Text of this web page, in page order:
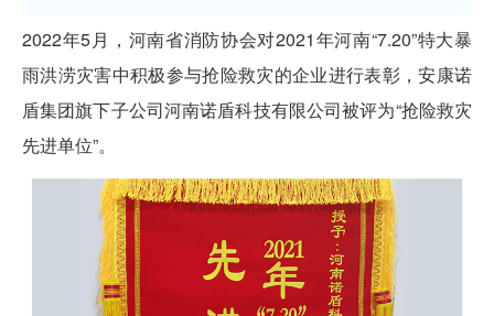
2022年5月，河南省消防协会对2021年河南“7.20”特大暴
雨洪涝灾害中积极参与抢险救灾的企业进行表彰，安康诺
盾集团旗下子公司河南诺盾科技有限公司被评为“抢险救灾
先进单位”。